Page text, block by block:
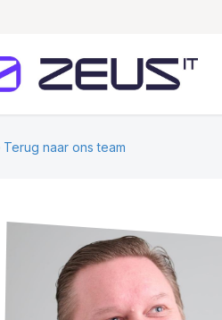
Terug naar ons team